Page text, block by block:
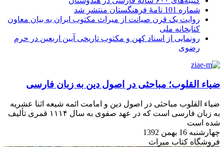
شماره 101 نامۀ فرهنگستان منتشر شد
روایت یک قرن صیانت از میراث مکتوب ایران به بیان معاون
کتابخانه ملی
رونمایی از اسناد کهن و مکتوب تاریخی آیین اربعین در حرم
رضوی
ضیاء القلوب؛ مباحثی در اصول دین به زبان فارسی
ضیاء القلوب مباحثی در اصول دین و امامت ائمه شیعه اثنا عشریه
به زبان فارسی است که در عهد صفوی به سال ۱۱۱۴ قمری تألیف
شده است
چهارشنبه 16 بهمن 1392
فروشگاه کتاب میراث